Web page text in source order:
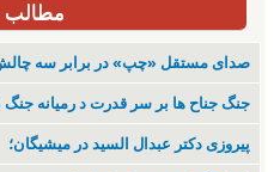
مطالب
صدای مستقل «چپ» در برابر سه چالش:
جنگ جناح ها بر سر قدرت د رمیانە جنگ با
پیروزی دکتر عبدال السید در میشیگان؛